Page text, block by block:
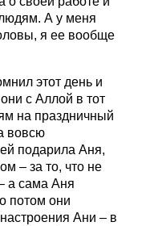
А у меня
я ее вообще
этот день и
с Аллой в тот
на праздничный
вовсю
подарила Аня,
– за то, что не
а сама Аня
потом они
Ани – в